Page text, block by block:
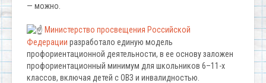
— можно.
Министерство просвещения Российской
Федерации разработало единую модель
профориентационной деятельности, в ее основу заложен
профориентационный минимум для школьников 6–11-х
классов, включая детей с ОВЗ и инвалидностью.